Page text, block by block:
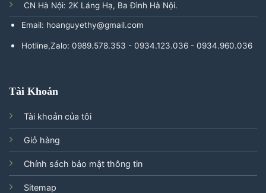
CN Hà Nội: 2K Láng Hạ, Ba Đình Hà Nội.
Email: hoanguyethy@gmail.com
Hotline,Zalo: 0989.578.353 - 0934.123.036 - 0934.960.036
Tài Khoản
Tài khoản của tôi
Giỏ hàng
Chính sách bảo mật thông tin
Sitemap